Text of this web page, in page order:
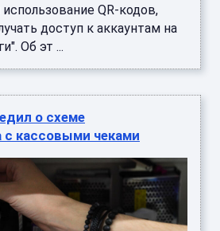
QR-кодов,
доступ к аккаунтам на
Об эт ...
о схеме
кассовыми чеками